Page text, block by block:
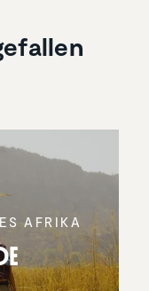
AFRIKA